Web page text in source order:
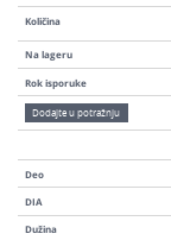
Količina
Na lageru
Rok isporuke
Dodajte u potražnju
Deo
DIA
Dužina